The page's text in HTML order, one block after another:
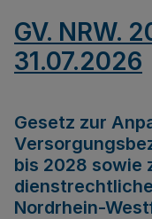
GV. NRW.
31.07.2026
Gesetz zur
bis 2028 sowie
Nordrhein-